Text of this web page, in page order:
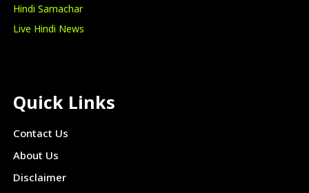
Hindi Samachar
Live Hindi News
Quick Links
Contact Us
About Us
Disclaimer